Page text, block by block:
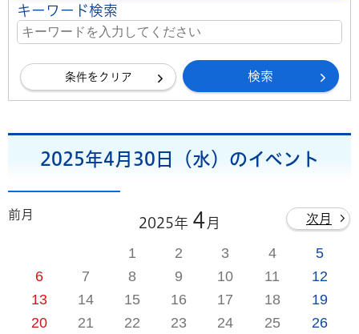
キーワード検索
条件をクリア
2025年4月30日（水）のイベント
前月
2025年 4 月 次月
1 2 3 4
5
6
7 8 9 10 11
12
13
14 15 16 17 18
19
20
21 22 23 24 25
26